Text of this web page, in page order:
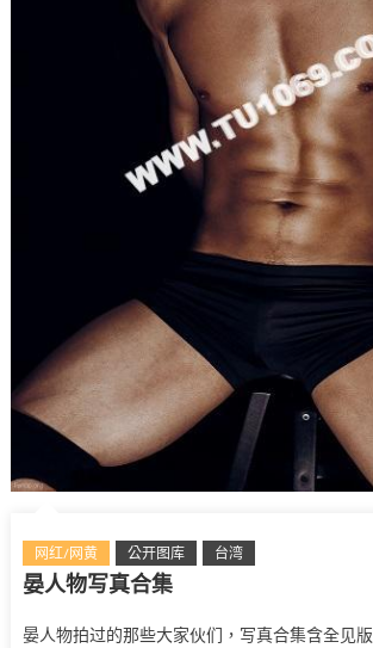
网红/网黄 公开图库 台湾
晏人物写真合集
晏人物拍过的那些大家伙们，写真合集含全见版